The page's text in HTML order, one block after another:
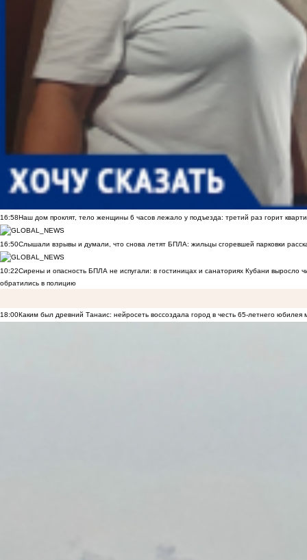
16:58Наш дом проклят, тело женщины 6 часов лежало у подъезда: третий раз горит
16:50Слышали взрывы и думали, что снова летят БПЛА: жильцы сгоревшей парковки
10:22Сирены и опасность БПЛА не испугали: в гостиницах и санаториях Кубани выросло
обратились в полицию
18:00Каким был древний Танаис: нейросеть воссоздала город в честь 65-летнего юбилея